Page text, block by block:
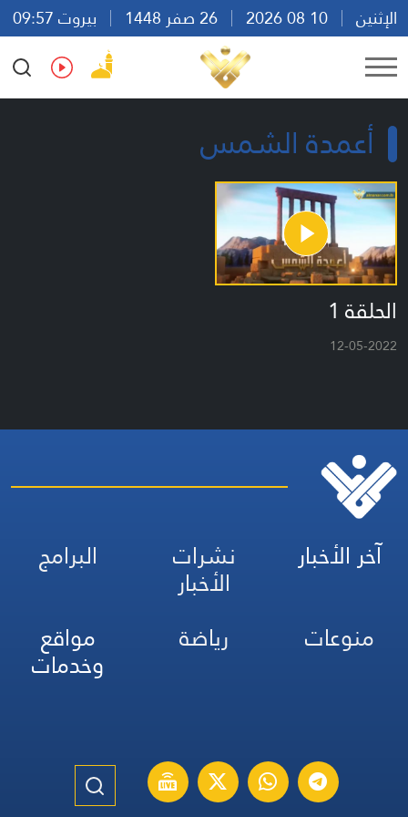
الإثنين
بيروت 09:57
Ar
En Fr Es
أعمدة الشمس
الحلقة 1
12-05-2022
آخر الأخبار نشرات
الأخبار
البرامج
منوعات
رياضة مواقع
وخدمات